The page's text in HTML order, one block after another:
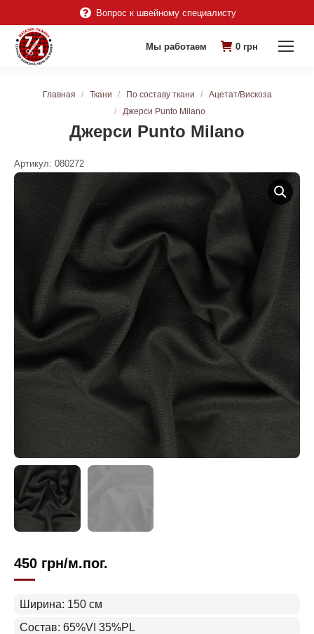
Вопрос к швейному специалисту
Мы работаем 0 грн
Джерси Punto Milano
Вы здесь:
Главная Ткани По составу ткани
Ацетат/Вискоза
Джерси Punto Milano
Артикул: 080272
450 грн/м.пог.
Ширина: 150 см
Состав: 65%VI 35%PL